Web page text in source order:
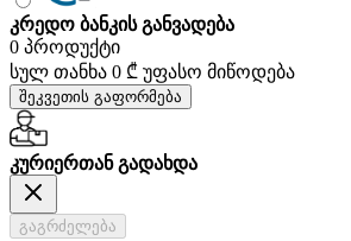
კრედო ბანკის განვადება
0 პროდუქტი
სულ თანხა 0 ₾ უფასო მიწოდება
შეკვეთის გაფორმება
კურიერთან გადახდა
გაგრძელება